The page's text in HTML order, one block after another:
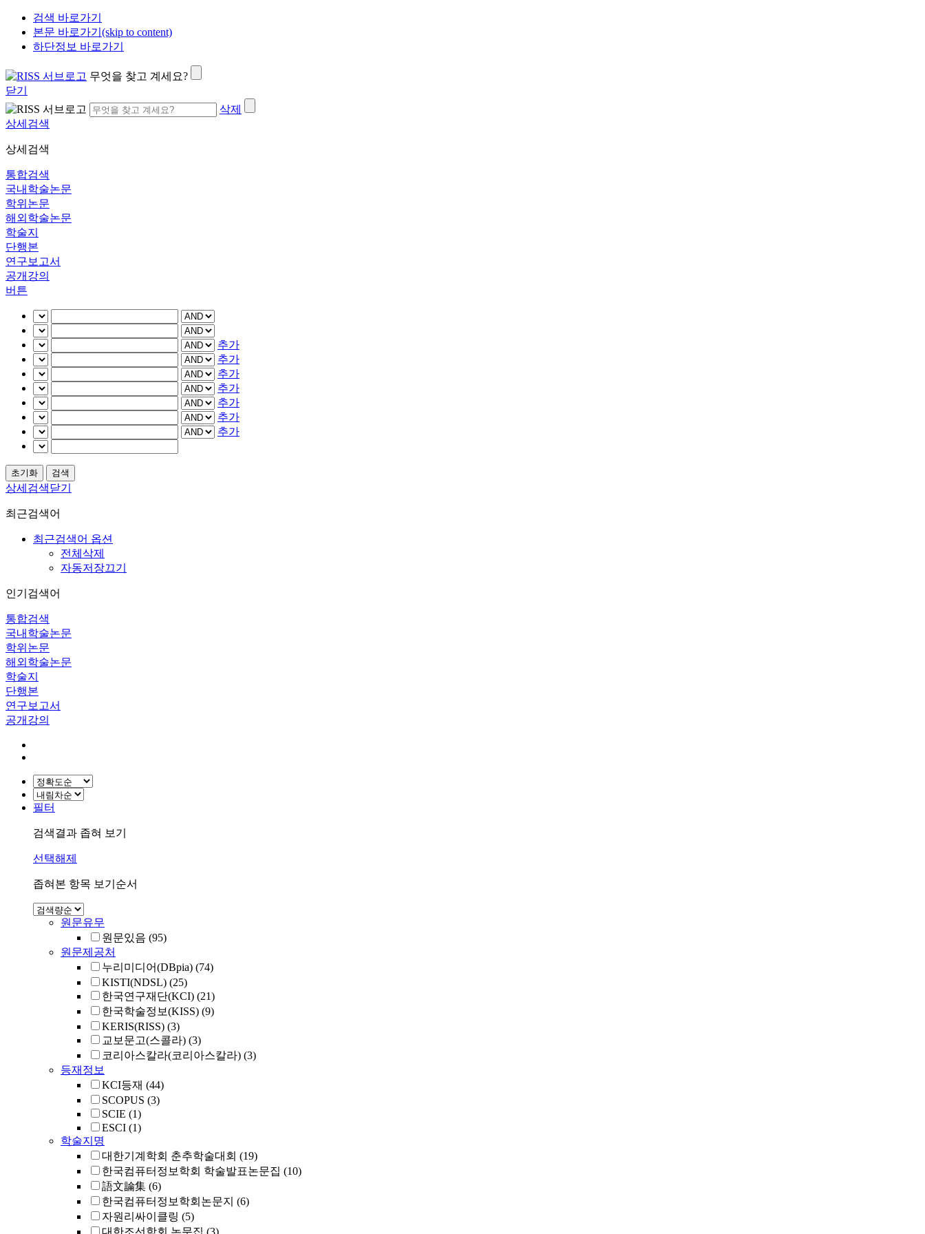
검색 바로가기
본문 바로가기(skip to content)
하단정보 바로가기
무엇을 찾고 계세요?
닫기
삭제
상세검색
상세검색
통합검색
국내학술논문
학위논문
해외학술논문
학술지
단행본
연구보고서
공개강의
버튼
추가
추가
추가
추가
추가
추가
추가
상세검색닫기
최근검색어
최근검색어 옵션
전체삭제
자동저장끄기
인기검색어
통합검색
국내학술논문
학위논문
해외학술논문
학술지
단행본
연구보고서
공개강의
필터
검색결과 좁혀 보기
선택해제
좁혀본 항목 보기순서
원문유무
원문있음 (95)
원문제공처
누리미디어(DBpia) (74)
KISTI(NDSL) (25)
한국연구재단(KCI) (21)
한국학술정보(KISS) (9)
KERIS(RISS) (3)
교보문고(스콜라) (3)
코리아스칼라(코리아스칼라) (3)
등재정보
KCI등재 (44)
SCOPUS (3)
SCIE (1)
ESCI (1)
학술지명
대한기계학회 춘추학술대회 (19)
한국컴퓨터정보학회 학술발표논문집 (10)
語文論集 (6)
한국컴퓨터정보학회논문지 (6)
자원리싸이클링 (5)
대한조선학회 논문집 (3)